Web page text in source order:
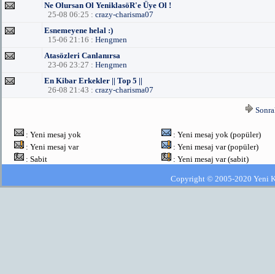
Ne Olursan Ol YeniklasöR'e Üye Ol !
25-08 06:25 : crazy-charisma07
Esnemeyene helal :)
15-06 21:16 : Hengmen
Atasözleri Canlanırsa
23-06 23:27 : Hengmen
En Kibar Erkekler || Top 5 ||
26-08 21:43 : crazy-charisma07
: Yeni mesaj yok
: Yeni mesaj var
: Sabit
: Yeni mesaj yok (popüler)
: Yeni mesaj var (popüler)
: Yeni mesaj var (sabit)
Copyright © 2005-2020 Yeni